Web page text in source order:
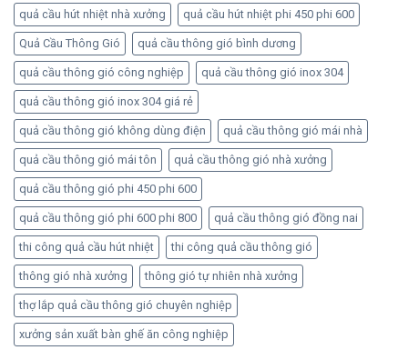
quả cầu hút nhiệt nhà xưởng quả cầu hút nhiệt phi 450 phi 600
Quả Cầu Thông Gió quả cầu thông gió bình dương
quả cầu thông gió công nghiệp quả cầu thông gió inox 304
quả cầu thông gió inox 304 giá rẻ
quả cầu thông gió không dùng điện quả cầu thông gió mái nhà
quả cầu thông gió mái tôn quả cầu thông gió nhà xưởng
quả cầu thông gió phi 450 phi 600
quả cầu thông gió phi 600 phi 800 quả cầu thông gió đồng nai
thi công quả cầu hút nhiệt thi công quả cầu thông gió
thông gió nhà xưởng thông gió tự nhiên nhà xưởng
thợ lắp quả cầu thông gió chuyên nghiệp
xưởng sản xuất bàn ghế ăn công nghiệp